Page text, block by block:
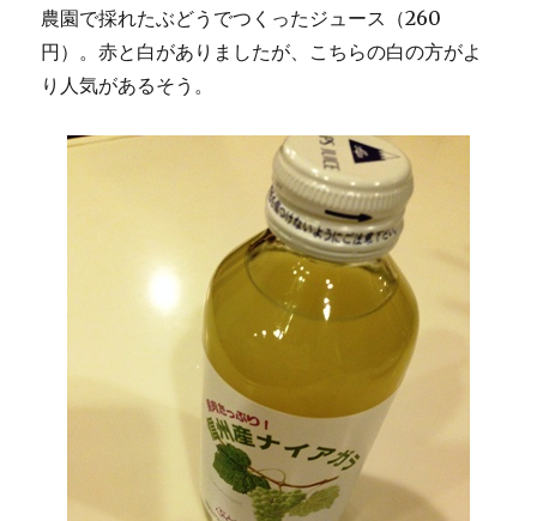
農園で採れたぶどうでつくったジュース（260
円）。赤と白がありましたが、こちらの白の方がよ
り人気があるそう。